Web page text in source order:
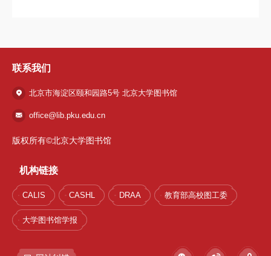
联系我们
北京市海淀区颐和园路5号 北京大学图书馆
office@lib.pku.edu.cn
版权所有©北京大学图书馆
机构链接
CALIS CASHL DRAA 教育部高校图工委
大学图书馆学报